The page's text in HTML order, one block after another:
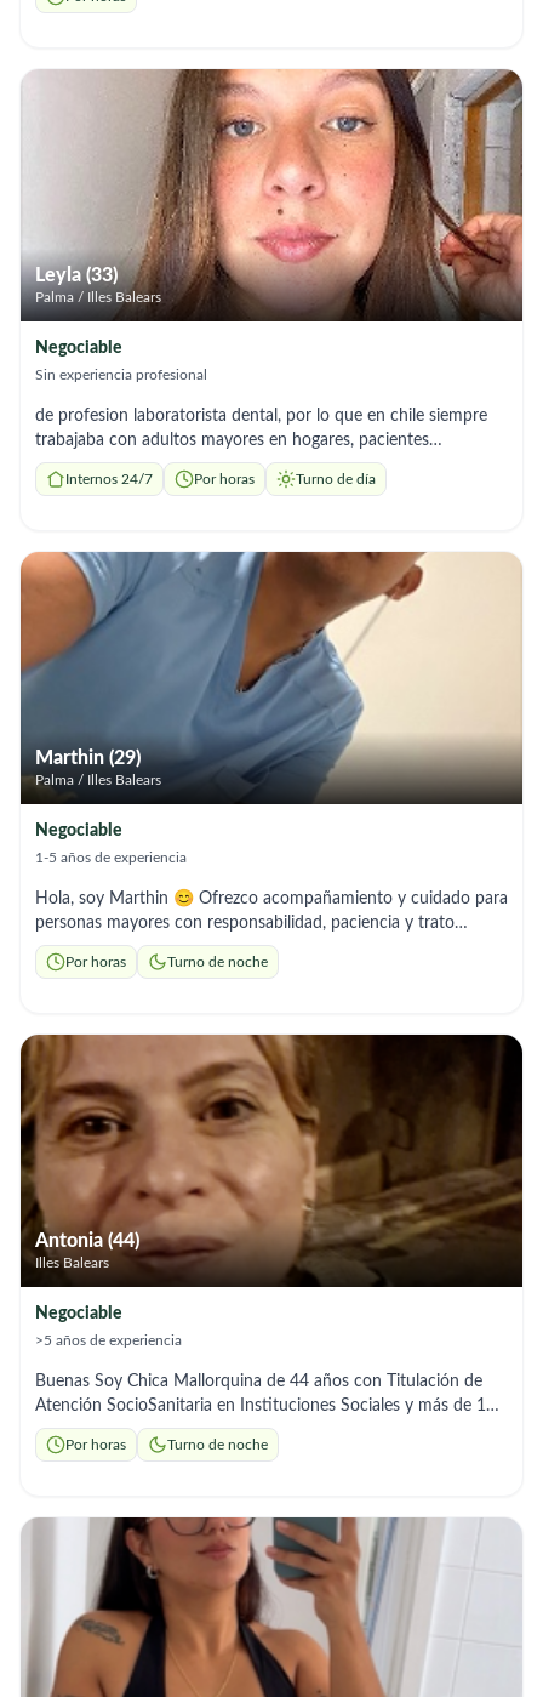
Párkinson , Epilepsia , y doenças de Salud Mental. Amo lo que
Leyla (33)
Palma / Illes Balears
Negociable
Sin experiencia profesional
de profesion laboratorista dental, por lo que en chile siempre
trabajaba con adultos mayores en hogares, pacientes
postrados, con movilidad reducida, etc. soy muy empatica y
con paciencia, tengo sentido del humor y me gusta compartir
Internos 24/7 Por horas Turno de día
Marthin (29)
Palma / Illes Balears
Negociable
1-5 años de experiencia
Hola, soy Marthin 😊 Ofrezco acompañamiento y cuidado para
personas mayores con responsabilidad, paciencia y trato
amable. Ayudo con el aseo, preparación de comidas, tareas del
hogar y compañía diaria. 🤝 Persona seria, puntual y de
Por horas Turno de noche
Antonia (44)
Illes Balears
Negociable
>5 años de experiencia
Buenas Soy Chica Mallorquina de 44 años con Titulación de
Atención SocioSanitaria en Instituciones Sociales y más de 12
años de Experiencia. Me ofrezco para trabajar por horas, fines
de semana o noches,ya sea por descanso familiar,descanso
Por horas Turno de noche